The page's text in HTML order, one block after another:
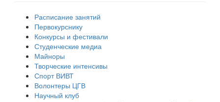
Расписание занятий
Первокурснику
Конкурсы и фестивали
Студенческие медиа
Майноры
Творческие интенсивы
Спорт ВИВТ
Волонтеры ЦГВ
Научный клуб